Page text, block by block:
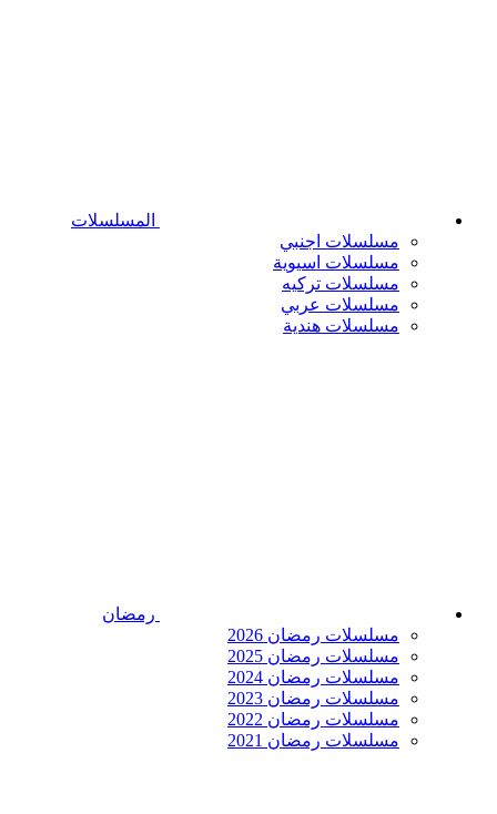
المسلسلات
مسلسلات اجنبي
مسلسلات اسيوية
مسلسلات تركيه
مسلسلات عربي
مسلسلات هندية
رمضان
مسلسلات رمضان 2026
مسلسلات رمضان 2025
مسلسلات رمضان 2024
مسلسلات رمضان 2023
مسلسلات رمضان 2022
مسلسلات رمضان 2021